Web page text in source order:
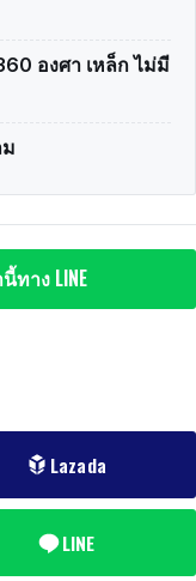
องศา เหล็ก ไม่มี
าง LINE
Lazada
LINE